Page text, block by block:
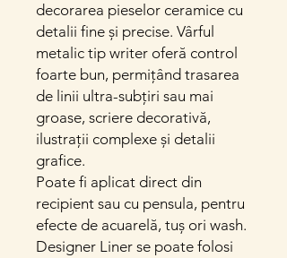
decorarea pieselor ceramice cu
detalii fine și precise. Vârful
metalic tip writer oferă control
foarte bun, permițând trasarea
de linii ultra-subțiri sau mai
groase, scriere decorativă,
ilustrații complexe și detalii
grafice.
Poate fi aplicat direct din
recipient sau cu pensula, pentru
efecte de acuarelă, tuș ori wash.
Designer Liner se poate folosi